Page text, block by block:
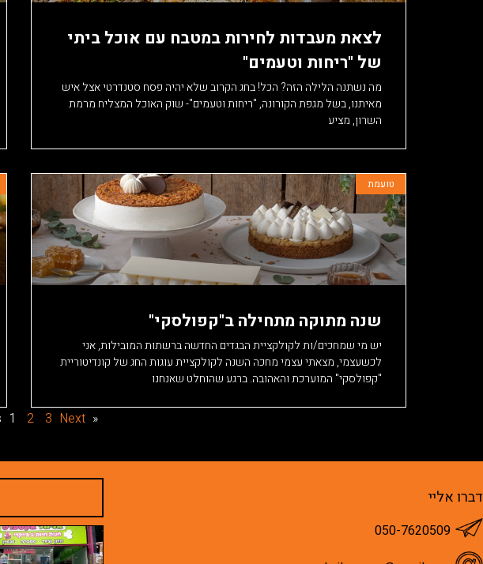
לצאת מעבדות לחירות במטבח עם אוכל ביתי
של "ריחות וטעמים"
מה נשתנה הלילה הזה? הכל! בחג הקרוב שלא יהיה פסח סטנדרטי אצל איש
מאיתנו, בשל מגפת הקורונה, "ריחות וטעמים"- שוק האוכל המצליח מרמת
השרון, מציע
טועמת
שנה מתוקה מתחילה ב"קפולסקי"
יש מי שמחכים/ות לקולקציית הבגדים החדשה ברשתות המובילות, אני
לכשעצמי, מצאתי עצמי מחכה השנה לקולקציית עוגות החג של קונדיטוריית
"קפולסקי" המוערכת והאהובה. ברגע שהוחלט שאנחנו
« Previous
1 2 3 Next »
דברו אליי
050-7620509